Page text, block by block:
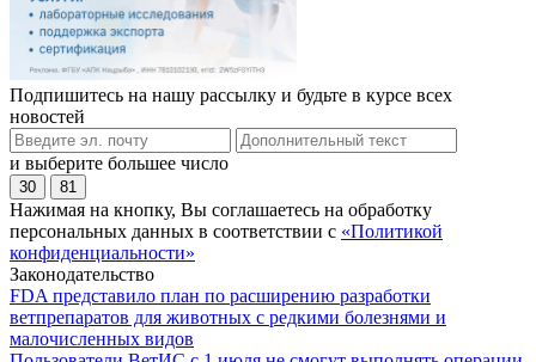
Подпишитесь на нашу рассылку и будьте в курсе всех
новостей
и выберите большее число
30 81
Нажимая на кнопку, Вы соглашаетесь на обработку
персональных данных в соответствии с «Политикой
конфиденциальности»
Законодательство
FDA представило план по расширению разработки
ветпрепаратов для животных с редкими болезнями и
малочисленных видов